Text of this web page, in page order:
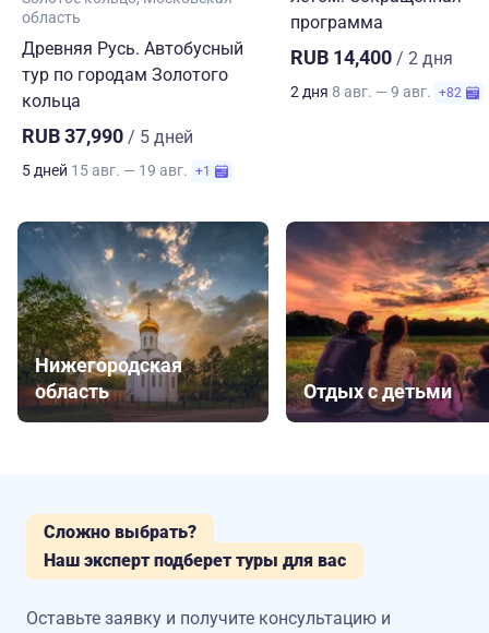
область
Древняя Русь. Автобусный
тур по городам Золотого
кольца
RUB 37,990 / 5 дней
5 дней 15 авг. — 19 авг. +1
программа
RUB 14,400 / 2 дня
2 дня 8 авг. — 9 авг. +82
Нижегородская
область
Отдых с детьми
Сложно выбрать?
Наш эксперт подберет туры для вас
Оставьте заявку и получите консультацию и